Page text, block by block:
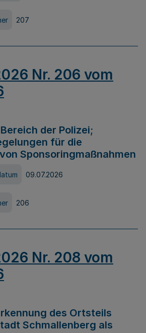
207
Nr. 206 vom
der Polizei;
für die
Sponsoringmaßnahmen
09.07.2026
206
Nr. 208 vom
des Ortsteils
Schmallenberg als